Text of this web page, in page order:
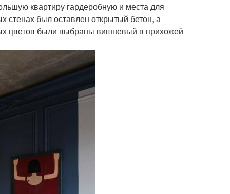
квартиру гардеробную и места для
стенах был оставлен открытый бетон, а
цветов были выбраны вишневый в прихожей